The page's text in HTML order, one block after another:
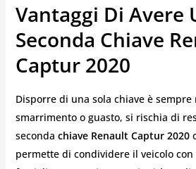
Vantaggi Di Avere
Seconda Chiave
Captur 2020
Disporre di una sola chiave è sempre
smarrimento o guasto, si rischia di
seconda chiave Renault Captur 2020
permette di condividere il veicolo